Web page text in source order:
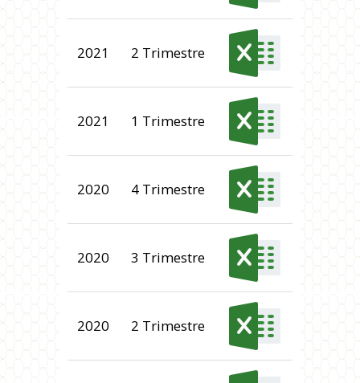
2021 2 Trimestre
2021 1 Trimestre
2020 4 Trimestre
2020 3 Trimestre
2020 2 Trimestre